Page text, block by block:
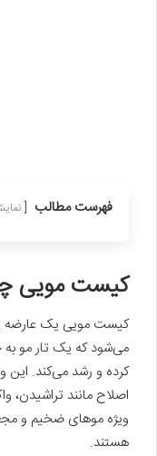
فهرست مطالب
کیست مویی
کیست مویی یک عارضه
می‌شود که یک تار مو
کرده و رشد می‌کند.
اصلاح مانند تراشیدن،
ویژه موهای ضخیم و
هستند.